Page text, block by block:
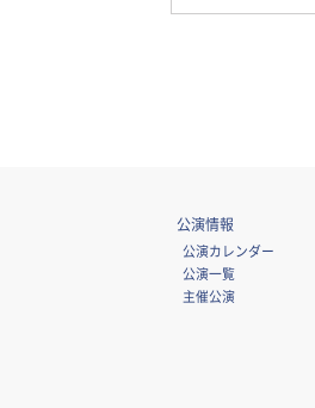
公演情報
公演カレンダー
公演一覧
主催公演